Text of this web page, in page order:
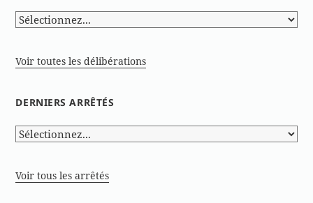
Voir toutes les délibérations
DERNIERS ARRÊTÉS
Voir tous les arrêtés